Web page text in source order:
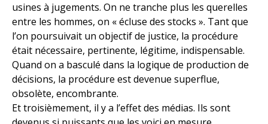
usines à jugements. On ne tranche plus les querelles
entre les hommes, on « écluse des stocks ». Tant que
l’on poursuivait un objectif de justice, la procédure
était nécessaire, pertinente, légitime, indispensable.
Quand on a basculé dans la logique de production de
décisions, la procédure est devenue superflue,
obsolète, encombrante.
Et troisièmement, il y a l’effet des médias. Ils sont